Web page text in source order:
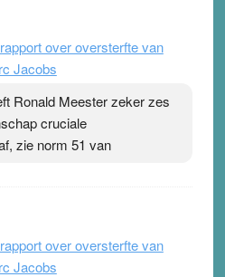
over oversterfte van
Jacobs
Ronald Meester zeker zes
cruciale
zie norm 51 van
over oversterfte van
Jacobs